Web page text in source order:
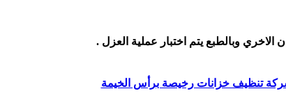
الاخري وبالطبع يتم اختبار عملية العزل .
تنظيف خزانات رخيصة برأس الخيمة